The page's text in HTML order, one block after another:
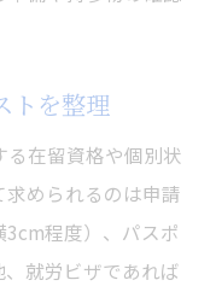
トを整理
る在留資格や個別状
められるのは申請
程度）、パスポ
就労ビザであれば